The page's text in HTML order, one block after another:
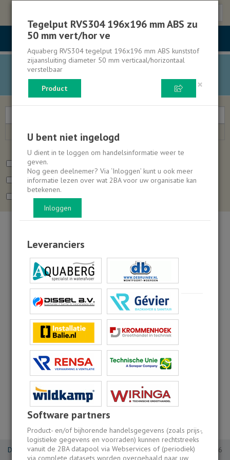
Unifeed wordt op de achtergrond bijgewerkt met de
gepubliceerde gegevens van 2026-08-08. Klik
Kenmerk
Leveranciers
Toon alleen verhuur
Toon alleen used
Zoek ook binnen vervallen producten
Toon alleen producten met milieudata
DaaS_2.49.5 © 2BA 2026
Tegelput RVS304 196x196 mm ABS zu
50 mm vert/hor ve
Aquaberg RVS304 tegelput 196x196 mm ABS kunststof
zijaansluiting diameter 50 mm verticaal/horizontaal
verstelbaar
×
Product
U bent niet ingelogd
U dient in te loggen om handelsinformatie weer te
geven.
Nog geen deelnemer? Via ‘Inloggen’ kunt u ook meer
informatie lezen over wat 2BA voor uw organisatie kan
betekenen.
Inloggen
Leveranciers
Software partners
Product- en/of bijhorende handelsgegevens (zoals prijs-,
logistieke gegevens en voorraden) kunnen rechtstreeks
vanuit de 2BA datapool via Webservices of (periodiek)
via complete datasets worden overgehaald naar uw